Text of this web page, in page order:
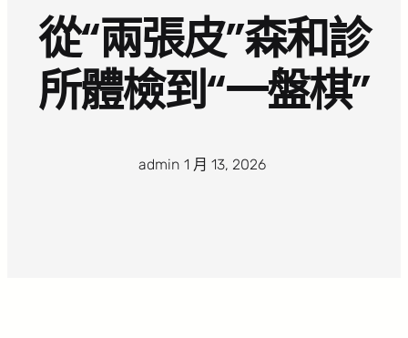
從“兩張皮”森和診
所體檢到“一盤棋”
admin· 1 月 13, 2026·